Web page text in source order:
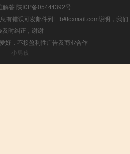
解答 陕ICP备05444392号
有错误可发邮件到f_fb#foxmail.com说明，我们
及时纠正，谢谢
好，不接盈利性广告及商业合作
小男孩